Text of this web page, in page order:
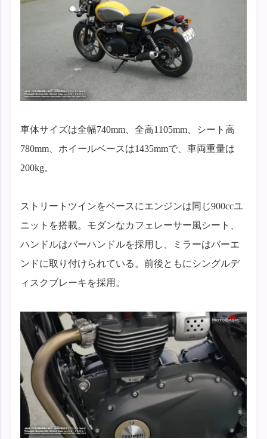
車体サイズは全幅740mm、全高1105mm、シート高
780mm、ホイールベースは1435mmで、車両重量は
200kg。
ストリートツインをベースにエンジンは同じ900ccユ
ニットを搭載。モダンなカフェレーサー風シート、
ハンドルはバーハンドルを採用し、ミラーはバーエ
ンドに取り付けられている。前後ともにシングルデ
ィスクブレーキを採用。